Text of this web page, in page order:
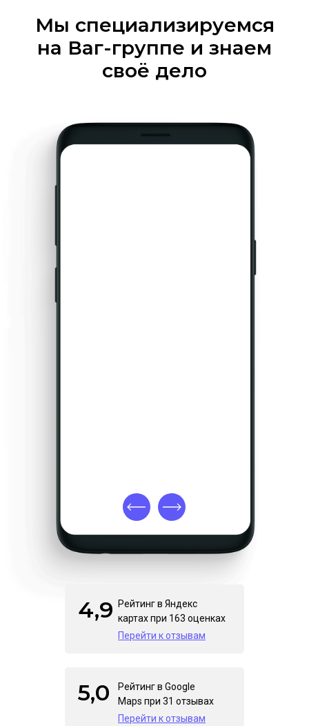
Мы специализируемся
на Ваг-группе и знаем
своё дело
4,9
Рейтинг в Яндекс
картах при 163 оценках
Перейти к отзывам
5,0
Рейтинг в Google
Maps при 31 отзывах
Перейти к отзывам